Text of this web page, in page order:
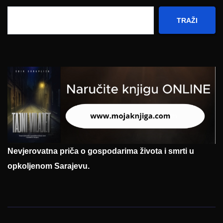
TRAŽI
Nevjerovatna priča o gospodarima života i smrti u
opkoljenom Sarajevu.